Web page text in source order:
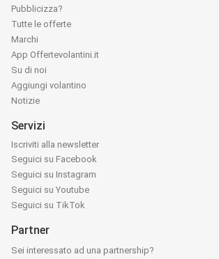
Pubblicizza?
Tutte le offerte
Marchi
App Offertevolantini.it
Su di noi
Aggiungi volantino
Notizie
Servizi
Iscriviti alla newsletter
Seguici su Facebook
Seguici su Instagram
Seguici su Youtube
Seguici su TikTok
Partner
Sei interessato ad una partnership?